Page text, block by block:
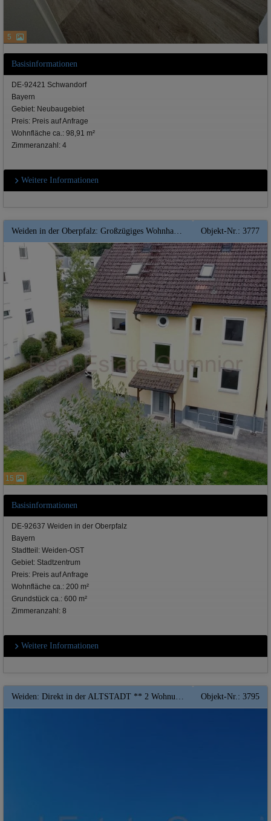
5
Basisinformationen
DE-92421 Schwandorf
Bayern
Gebiet: Neubaugebiet
Preis: Preis auf Anfrage
Wohnfläche ca.: 98,91 m²
Zimmeranzahl: 4
Weitere Informationen
Weiden in der Oberpfalz: Großzügiges Wohnhaus für 3 Familien in begehrter Lage von Weiden -- Keller- EBKs **plus Entwicklung Objekt-Nr.: 3777
15
Basisinformationen
DE-92637 Weiden in der Oberpfalz
Bayern
Stadtteil: Weiden-OST
Gebiet: Stadtzentrum
Preis: Preis auf Anfrage
Wohnfläche ca.: 200 m²
Grundstück ca.: 600 m²
Zimmeranzahl: 8
Weitere Informationen
Weiden: Direkt in der ALTSTADT ** 2 Wohnungen plus Verkaufsfläche in Top Lage ** PV** City Objekt-Nr.: 3795